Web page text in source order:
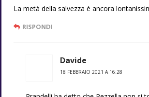
La metà della salvezza è ancora
RISPONDI
Davide
18 FEBBRAIO 2021 A 16:28